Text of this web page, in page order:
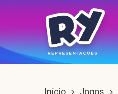
Skip
main
content
Início Jogos